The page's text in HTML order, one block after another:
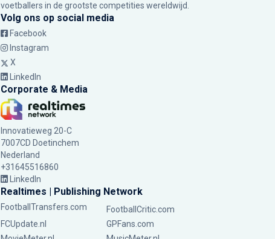
voetballers in de grootste competities wereldwijd.
Volg ons op social media
Facebook
Instagram
X
LinkedIn
Corporate & Media
Innovatieweg 20-C
7007CD Doetinchem
Nederland
+31645516860
LinkedIn
Realtimes | Publishing Network
FootballTransfers.com
FootballCritic.com
FCUpdate.nl
GPFans.com